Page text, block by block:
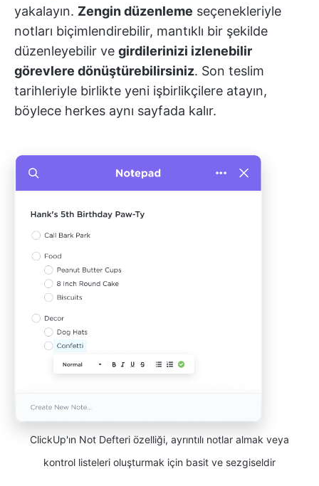
yakalayın. Zengin düzenleme seçenekleriyle
notları biçimlendirebilir, mantıklı bir şekilde
düzenleyebilir ve girdilerinizi izlenebilir
görevlere dönüştürebilirsiniz. Son teslim
tarihleriyle birlikte yeni işbirlikçilere atayın,
böylece herkes aynı sayfada kalır.
ClickUp'ın Not Defteri özelliği, ayrıntılı notlar almak veya
kontrol listeleri oluşturmak için basit ve sezgiseldir